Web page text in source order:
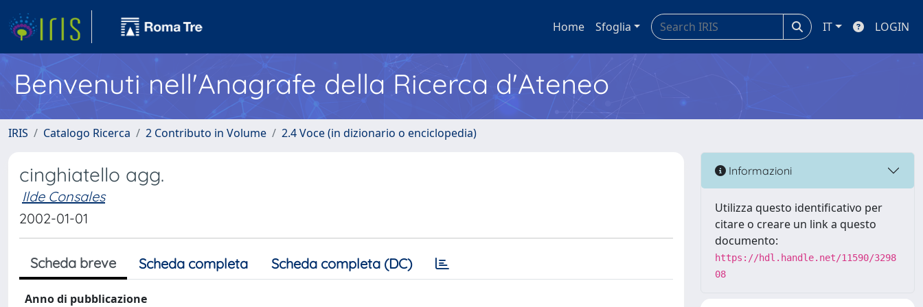
Home Sfoglia IT LOGIN
Benvenuti nell'Anagrafe della Ricerca d'Ateneo
IRIS Catalogo Ricerca 2 Contributo in Volume 2.4 Voce (in dizionario o enciclopedia)
cinghiatello agg.
Ilde Consales
2002-01-01
Scheda breve Scheda completa Scheda completa (DC)
Anno di pubblicazione
Informazioni
Utilizza questo identificativo per
citare o creare un link a questo
documento:
https://hdl.handle.net/11590/3298
08